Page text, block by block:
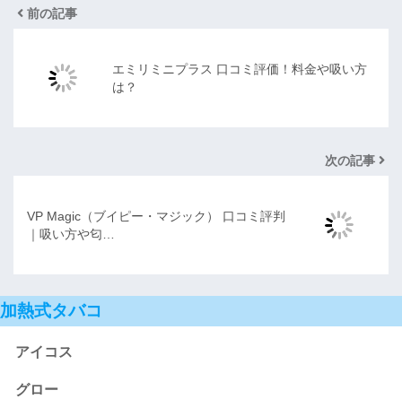
前の記事
エミリミニプラス 口コミ評価！料金や吸い方
は？
次の記事
VP Magic（ブイピー・マジック） 口コミ評判
｜吸い方や匂…
加熱式タバコ
アイコス
グロー